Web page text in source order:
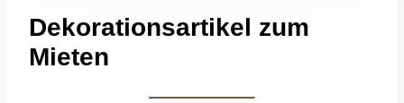
Dekorationsartikel zum
Mieten